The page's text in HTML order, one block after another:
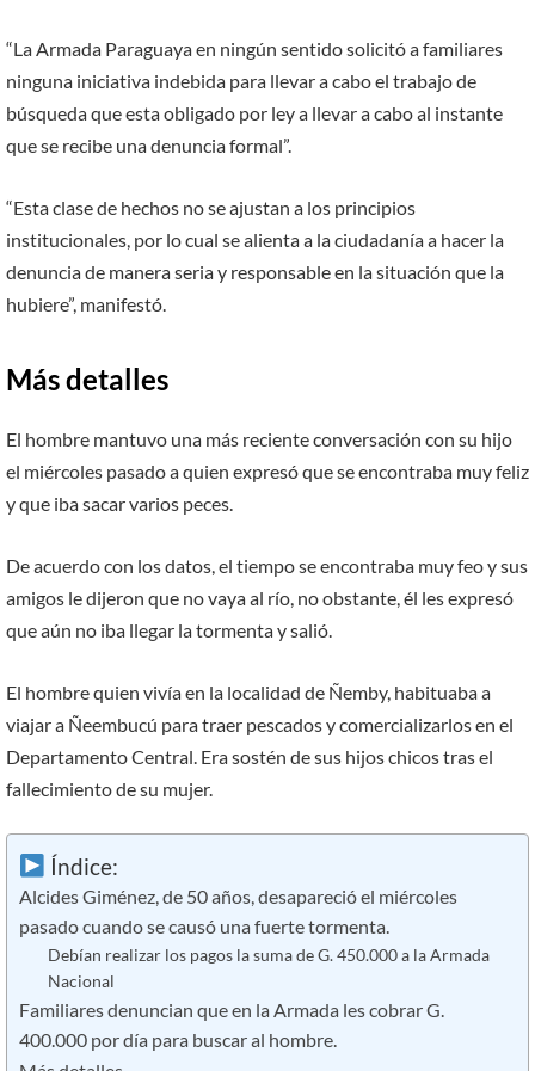
“La Armada Paraguaya en ningún sentido solicitó a familiares
ninguna iniciativa indebida para llevar a cabo el trabajo de
búsqueda que esta obligado por ley a llevar a cabo al instante
que se recibe una denuncia formal”.
“Esta clase de hechos no se ajustan a los principios
institucionales, por lo cual se alienta a la ciudadanía a hacer la
denuncia de manera seria y responsable en la situación que la
hubiere”, manifestó.
Más detalles
El hombre mantuvo una más reciente conversación con su hijo
el miércoles pasado a quien expresó que se encontraba muy feliz
y que iba sacar varios peces.
De acuerdo con los datos, el tiempo se encontraba muy feo y sus
amigos le dijeron que no vaya al río, no obstante, él les expresó
que aún no iba llegar la tormenta y salió.
El hombre quien vivía en la localidad de Ñemby, habituaba a
viajar a Ñeembucú para traer pescados y comercializarlos en el
Departamento Central. Era sostén de sus hijos chicos tras el
fallecimiento de su mujer.
Índice:
Alcides Giménez, de 50 años, desapareció el miércoles
pasado cuando se causó una fuerte tormenta.
Debían realizar los pagos la suma de G. 450.000 a la Armada
Nacional
Familiares denuncian que en la Armada les cobrar G.
400.000 por día para buscar al hombre.